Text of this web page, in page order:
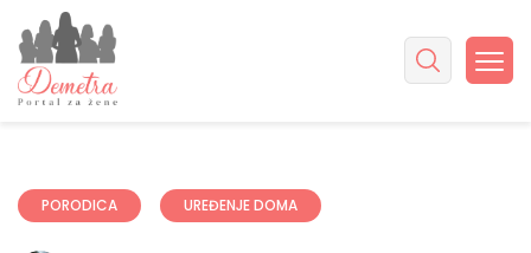
PORODICA UREĐENJE DOMA